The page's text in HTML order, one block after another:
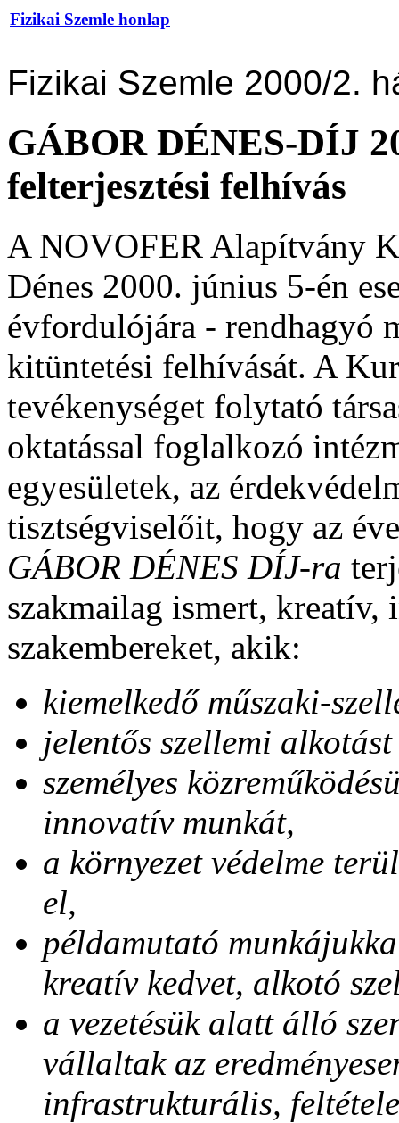
Fizikai Szemle honlap
Fizikai Szemle 2000/2.
GÁBOR DÉNES-DÍJ
felterjesztési felhívás
A NOVOFER Alapítvány
Dénes 2000. június 5-én
évfordulójára - rendhagyó
kitüntetési felhívását. A
tevékenységet folytató
oktatással foglalkozó
egyesületek, az
tisztségviselőit, hogy az
GÁBOR DÉNES DÍJ-ra
szakmailag ismert, kreatív,
szakembereket, akik:
kiemelkedő műszaki-
jelentős szellemi
személyes
innovatív munkát,
a környezet védelme
el,
példamutató
kreatív kedvet, alkotó
a vezetésük alatt álló
vállaltak az
infrastrukturális,